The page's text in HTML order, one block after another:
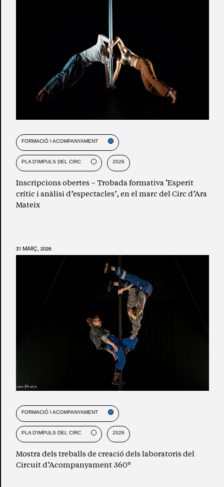
FORMACIÓ I ACOMPANYAMENT
PLA D'IMPULS DEL CIRC 2026
Inscripcions obertes – Trobada formativa ‘Esperit
crític i anàlisi d’espectacles’, en el marc del Circ d’Ara
Mateix
31 MARÇ, 2026
FORMACIÓ I ACOMPANYAMENT
PLA D'IMPULS DEL CIRC 2026
Mostra dels treballs de creació dels laboratoris del
Circuit d’Acompanyament 360º